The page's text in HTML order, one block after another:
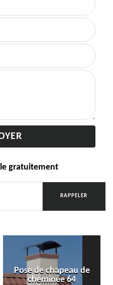
gratuitement
Pose de chapeau de
cheminée 64